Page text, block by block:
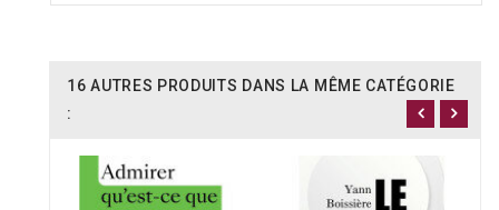
16 AUTRES PRODUITS DANS LA MÊME CATÉGORIE
: